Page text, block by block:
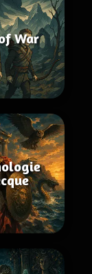
War